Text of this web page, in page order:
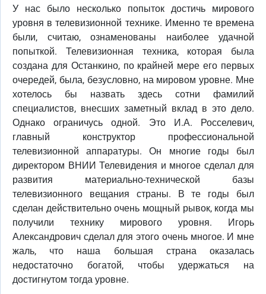
У нас было несколько попыток достичь мирового
уровня в телевизионной технике. Именно те времена
были, считаю, ознаменованы наиболее удачной
попыткой. Телевизионная техника, которая была
создана для Останкино, по крайней мере его первых
очередей, была, безусловно, на мировом уровне. Мне
хотелось бы назвать здесь сотни фамилий
специалистов, внесших заметный вклад в это дело.
Однако ограничусь одной. Это И.А. Росселевич,
главный конструктор профессиональной
телевизионной аппаратуры. Он многие годы был
директором ВНИИ Телевидения и многое сделал для
развития материально-технической базы
телевизионного вещания страны. В те годы был
сделан действительно очень мощный рывок, когда мы
получили технику мирового уровня. Игорь
Александрович сделал для этого очень многое. И мне
жаль, что наша большая страна оказалась
недостаточно богатой, чтобы удержаться на
достигнутом тогда уровне.